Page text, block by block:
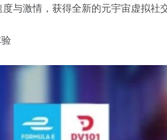
与激情，获得全新的元宇宙虚拟社